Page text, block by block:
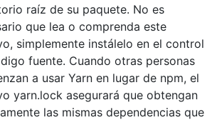
raíz de su paquete. No es
que lea o comprenda este
simplemente instálelo en el control
fuente. Cuando otras personas
a usar Yarn en lugar de npm, el
yarn.lock asegurará que obtengan
las mismas dependencias que